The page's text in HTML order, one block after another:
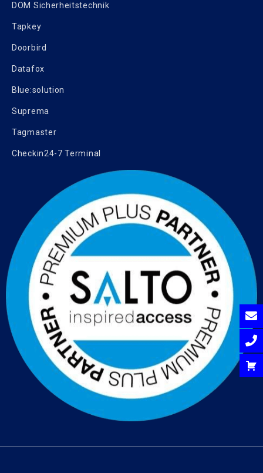
DOM Sicherheitstechnik
Tapkey
Doorbird
Datafox
Blue:solution
Suprema
Tagmaster
Checkin24-7 Terminal